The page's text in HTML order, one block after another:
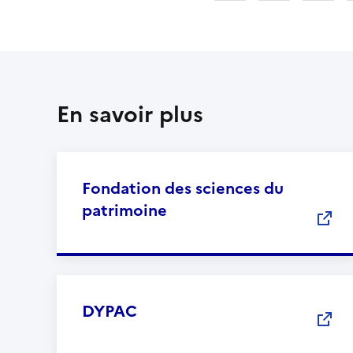
En savoir plus
Fondation des sciences du
patrimoine
DYPAC